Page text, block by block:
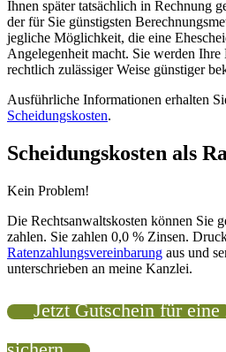
Ihnen später tatsächlich in Rechnung
der für Sie günstigsten
jegliche Möglichkeit, die eine
Angelegenheit macht. Sie werden Ihre
rechtlich zulässiger Weise günstiger
Ausführliche Informationen erhalten
Scheidungskosten.
Scheidungskosten als
Kein Problem!
Die Rechtsanwaltskosten können Sie
zahlen. Sie zahlen 0,0 % Zinsen.
Ratenzahlungsvereinbarung aus und
unterschrieben an meine Kanzlei.
Jetzt Gutschein für eine